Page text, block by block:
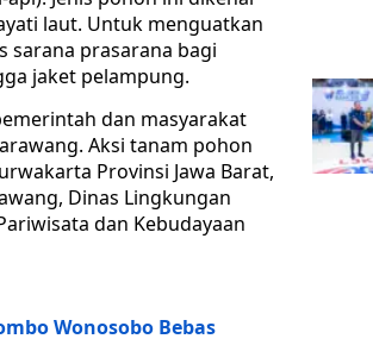
laut. Untuk menguatkan
sarana prasarana bagi
jaket pelampung.
dan masyarakat
Aksi tanam pohon
Provinsi Jawa Barat,
Dinas Lingkungan
dan Kebudayaan
Wonosobo Bebas